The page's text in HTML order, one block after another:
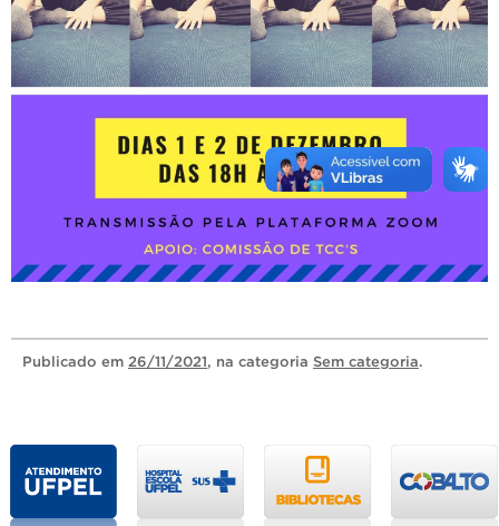
Publicado em 26/11/2021, na categoria Sem categoria.